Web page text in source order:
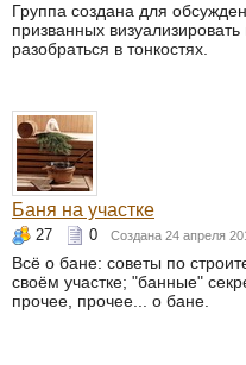
Группа создана для
призванных
разобраться в тонкостях.
Баня на участке
27 0 Создана 24 апреля
Всё о бане: советы по
своём участке; "банные"
прочее, прочее... о бане.